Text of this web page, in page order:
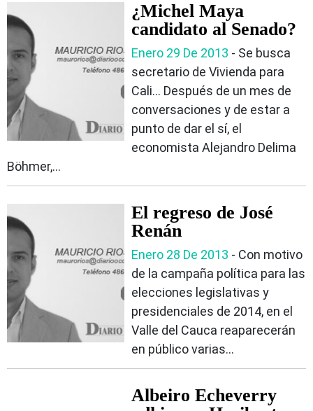
¿Michel Maya
candidato al Senado?
Enero 29 De 2013 - Se busca
secretario de Vivienda para
Cali… Después de un mes de
conversaciones y de estar a
punto de dar el sí, el
economista Alejandro Delima
Böhmer,...
El regreso de José
Renán
Enero 28 De 2013 - Con motivo
de la campaña política para las
elecciones legislativas y
presidenciales de 2014, en el
Valle del Cauca reaparecerán
en público varias...
Albeiro Echeverry